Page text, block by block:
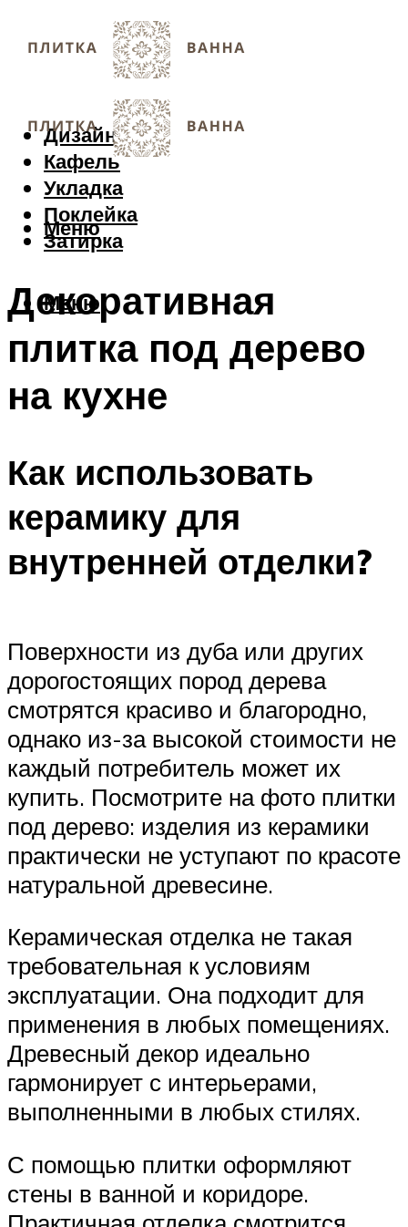
Дизайн
Кафель
Укладка
Поклейка
Затирка
Меню
Меню
Декоративная
плитка под дерево
на кухне
Как использовать
керамику для
внутренней отделки?
Поверхности из дуба или других
дорогостоящих пород дерева
смотрятся красиво и благородно,
однако из-за высокой стоимости не
каждый потребитель может их
купить. Посмотрите на фото плитки
под дерево: изделия из керамики
практически не уступают по красоте
натуральной древесине.
Керамическая отделка не такая
требовательная к условиям
эксплуатации. Она подходит для
применения в любых помещениях.
Древесный декор идеально
гармонирует с интерьерами,
выполненными в любых стилях.
С помощью плитки оформляют
стены в ванной и коридоре.